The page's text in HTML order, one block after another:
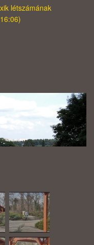
létszámának